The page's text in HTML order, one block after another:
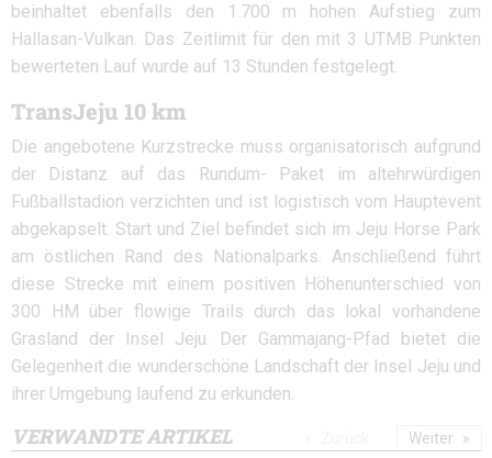
beinhaltet ebenfalls den 1.700 m hohen Aufstieg zum
Hallasan-Vulkan. Das Zeitlimit für den mit 3 UTMB Punkten
bewerteten Lauf wurde auf 13 Stunden festgelegt.
TransJeju 10 km
Die angebotene Kurzstrecke muss organisatorisch aufgrund
der Distanz auf das Rundum- Paket im altehrwürdigen
Fußballstadion verzichten und ist logistisch vom Hauptevent
abgekapselt. Start und Ziel befindet sich im Jeju Horse Park
am östlichen Rand des Nationalparks. Anschließend führt
diese Strecke mit einem positiven Höhenunterschied von
300 HM über flowige Trails durch das lokal vorhandene
Grasland der Insel Jeju. Der Gammajang-Pfad bietet die
Gelegenheit die wunderschöne Landschaft der Insel Jeju und
ihrer Umgebung laufend zu erkunden.
VERWANDTE ARTIKEL Weiter